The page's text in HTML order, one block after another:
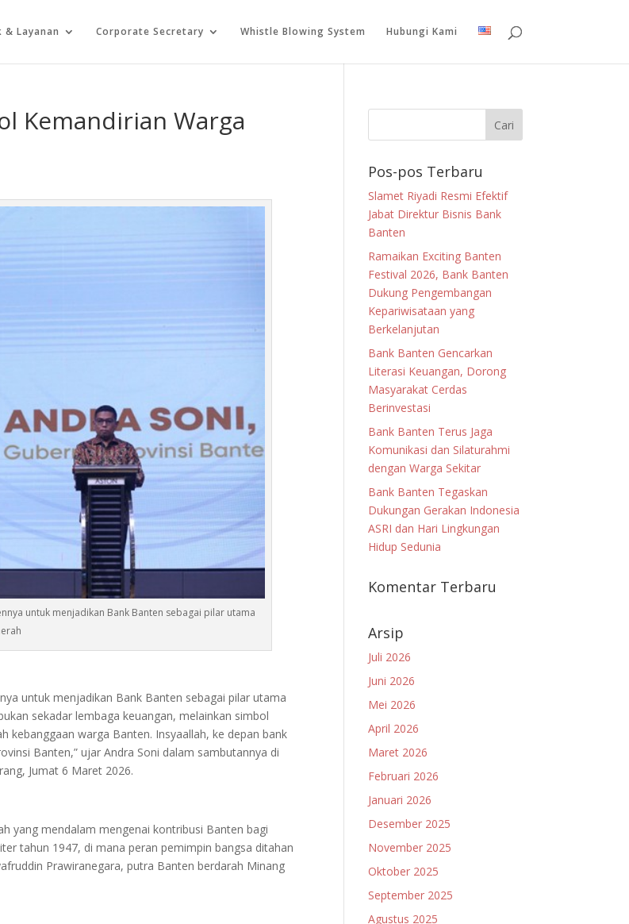
& Layanan Corporate Secretary Whistle Blowing System Hubungi Kami
Kemandirian Warga
untuk menjadikan Bank Banten sebagai pilar utama
untuk menjadikan Bank Banten sebagai pilar utama
sekadar lembaga keuangan, melainkan simbol
kebanggaan warga Banten. Insyaallah, ke depan bank
Banten,” ujar Andra Soni dalam sambutannya di
Jumat 6 Maret 2026.
yang mendalam mengenai kontribusi Banten bagi
tahun 1947, di mana peran pemimpin bangsa ditahan
Prawiranegara, putra Banten berdarah Minang
Pos-pos Terbaru
Slamet Riyadi Resmi Efektif
Jabat Direktur Bisnis Bank
Banten
Ramaikan Exciting Banten
Festival 2026, Bank Banten
Dukung Pengembangan
Kepariwisataan yang
Berkelanjutan
Bank Banten Gencarkan
Literasi Keuangan, Dorong
Masyarakat Cerdas
Berinvestasi
Bank Banten Terus Jaga
Komunikasi dan Silaturahmi
dengan Warga Sekitar
Bank Banten Tegaskan
Dukungan Gerakan Indonesia
ASRI dan Hari Lingkungan
Hidup Sedunia
Komentar Terbaru
Arsip
Juli 2026
Juni 2026
Mei 2026
April 2026
Maret 2026
Februari 2026
Januari 2026
Desember 2025
November 2025
Oktober 2025
September 2025
Agustus 2025